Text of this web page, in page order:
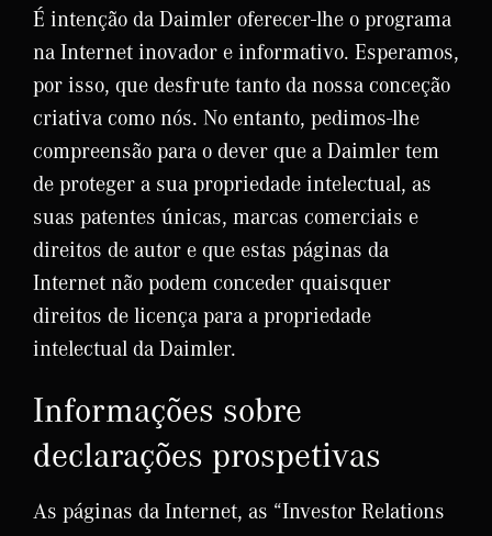
É intenção da Daimler oferecer-lhe o programa
na Internet inovador e informativo. Esperamos,
por isso, que desfrute tanto da nossa conceção
criativa como nós. No entanto, pedimos-lhe
compreensão para o dever que a Daimler tem
de proteger a sua propriedade intelectual, as
suas patentes únicas, marcas comerciais e
direitos de autor e que estas páginas da
Internet não podem conceder quaisquer
direitos de licença para a propriedade
intelectual da Daimler.
Informações sobre
declarações prospetivas
As páginas da Internet, as “Investor Relations